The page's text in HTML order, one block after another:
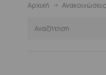
Αρχική Ανακοινώσεις